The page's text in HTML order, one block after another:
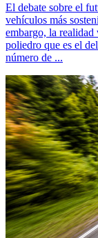
El debate sobre el
vehículos más
embargo, la realidad
poliedro que es el
número de ...